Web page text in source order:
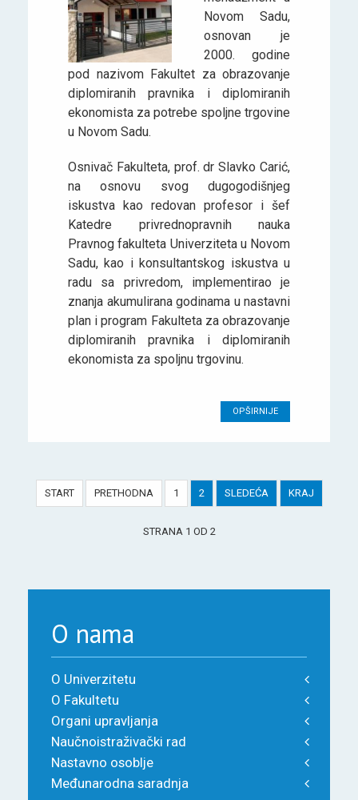
Novom Sadu,
osnovan je
2000. godine
pod nazivom Fakultet za obrazovanje
diplomiranih pravnika i diplomiranih
ekonomista za potrebe spoljne trgovine
u Novom Sadu.
Osnivač Fakulteta, prof. dr Slavko Carić,
na osnovu svog dugogodišnjeg
iskustva kao redovan profesor i šef
Katedre privrednopravnih nauka
Pravnog fakulteta Univerziteta u Novom
Sadu, kao i konsultantskog iskustva u
radu sa privredom, implementirao je
znanja akumulirana godinama u nastavni
plan i program Fakulteta za obrazovanje
diplomiranih pravnika i diplomiranih
ekonomista za spoljnu trgovinu.
OPŠIRNIJE
START PRETHODNA 1 2 SLEDEĆA KRAJ
STRANA 1 OD 2
O nama
O Univerzitetu
O Fakultetu
Organi upravljanja
Naučnoistraživački rad
Nastavno osoblje
Međunarodna saradnja